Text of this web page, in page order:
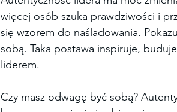
więcej osób szuka prawdziwości i
się wzorem do naśladowania.
sobą. Taka postawa inspiruje,
liderem.
Czy masz odwagę być sobą?